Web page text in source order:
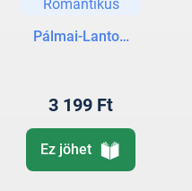
Romantikus
Pálmai-Lantos Éva
3 199 Ft
Ez jöhet